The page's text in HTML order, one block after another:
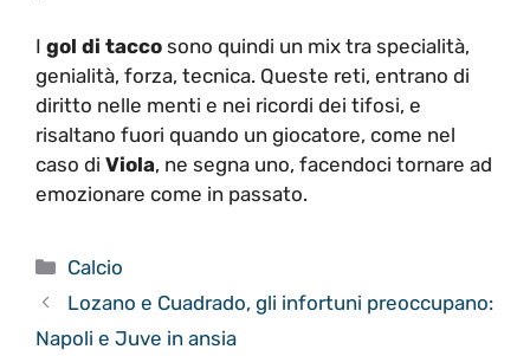
I
genialità, forza, tecnica. Queste reti, entrano di
diritto nelle menti e nei ricordi dei tifosi, e
risaltano fuori quando un giocatore, come nel
caso di
Viola
, ne segna uno, facendoci tornare ad
emozionare come in passato.
Lozano e Cuadrado, gli infortuni preoccupano:
Napoli e Juve in ansia
Serie A, la differenza la fanno gli esterni di